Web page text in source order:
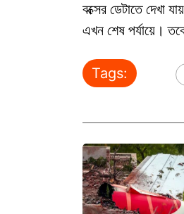
বক্সের ডেটাতে দেখা
এখন শেষ পর্যায়ে।
Tags: